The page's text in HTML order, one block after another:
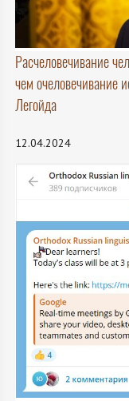
Расчеловечивание
чем очеловечивание
Легойда
12.04.2024